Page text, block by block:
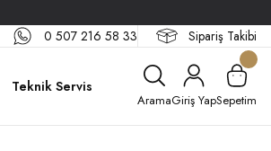
0 507 216 58 33 Sipariş Takibi
Teknik Servis
AramaGiriş YapSepetim